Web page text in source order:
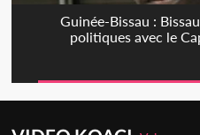
Guinée-Bissau :
politiques avec le